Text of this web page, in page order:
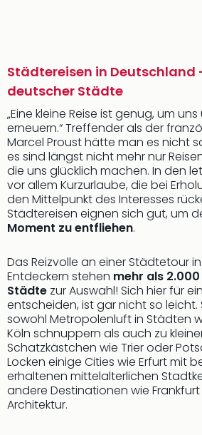
Städtereisen in Deutschland
deutscher Städte
„Eine kleine Reise ist genug, um
erneuern.“ Treffender als der
Marcel Proust hätte man es nicht
es sind längst nicht mehr nur
die uns glücklich machen. In den
vor allem Kurzurlaube, die bei
den Mittelpunkt des Interesses
Städtereisen eignen sich gut, um
Moment zu entfliehen.
Das Reizvolle an einer Städtetour
Entdeckern stehen mehr als
Städte zur Auswahl! Sich hier für
entscheiden, ist gar nicht so leicht.
sowohl Metropolenluft in Städten
Köln schnuppern als auch zu
Schatzkästchen wie Trier oder
Locken einige Cities wie Erfurt mit
erhaltenen mittelalterlichen
andere Destinationen wie
Architektur.